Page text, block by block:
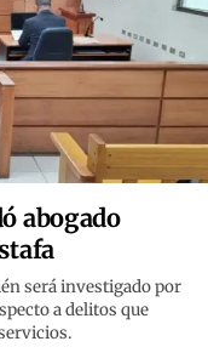
abogado
será investigado por
a delitos que